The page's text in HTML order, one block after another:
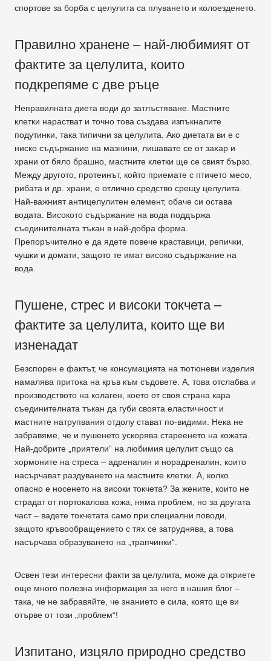
спортове за борба с целулита са плуването и колоезденето.
Правилно хранене – най-любимият от
фактите за целулита, които
подкрепяме с две ръце
Неправилната диета води до затлъстяване. Мастните
клетки нарастват и точно това създава изпъкналите
подутинки, така типични за целулита. Ако диетата ви е с
ниско съдържание на мазнини, лишавате се от захар и
храни от бяло брашно, мастните клетки ще се свият бързо.
Между другото, протеинът, който приемате с птичето месо,
рибата и др. храни, е отлично средство срещу целулита.
Най-важният антицелулитен елемент, обаче си остава
водата. Високото съдържание на вода поддържа
съединителната тъкан в най-добра форма.
Препоръчително е да ядете повече краставици, репички,
чушки и домати, защото те имат високо съдържание на
вода.
Пушене, стрес и високи токчета –
фактите за целулита, които ще ви
изненадат
Безспорен е фактът, че консумацията на тютюневи изделия
намалява притока на кръв към съдовете. А, това отслабва и
производството на колаген, което от своя страна кара
съединителната тъкан да губи своята еластичност и
мастните натрупвания отдолу стават по-видими. Нека не
забравяме, че и пушенето ускорява стареенето на кожата.
Най-добрите „приятели“ на любимия целулит също са
хормоните на стреса – адреналин и норадреналин, които
насърчават раздуването на мастните клетки. А, колко
опасно е носенето на високи токчета? За жените, които не
страдат от портокалова кожа, няма проблем, но за другата
част – вадете токчетата само при специални поводи,
защото кръвообращението с тях се затруднява, а това
насърчава образуването на „трапчинки“.
Освен тези интересни факти за целулита, може да откриете
още много полезна информация за него в нашия блог –
така, че не забравяйте, че знанието е сила, която ще ви
отърве от този „проблем“!
Изпитано, изцяло природно средство